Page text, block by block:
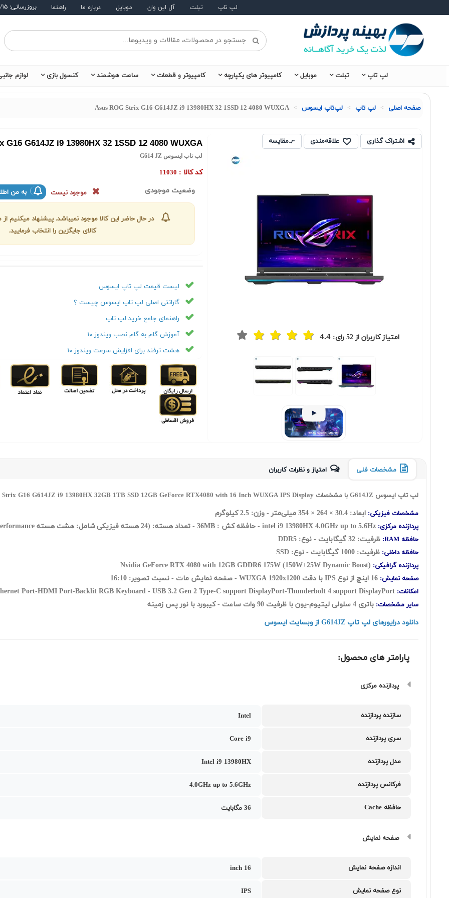
لپ تاپ تبلت آل این وان موبایل درباره ما راهنما بروزرسانی: ۱۴۰۵/۵/۱۵
لپ تاپ تبلت موبایل کامپیوتر های یکپارچه کامپیوتر و قطعات ساعت هوشمند کنسول بازی لوازم
صفحه اصلی لپ تاپ لپ‌تاپ ایسوس Asus ROG Strix G16 G614JZ i9 13980HX 32 1SSD 12 4080 WUXGA
اشتراک گذاری علاقه‌مندی مقایسه
امتیاز کاربران از52رای: 4.4
G16 G614JZ i9 13980HX 32 1SSD 12 4080 WUXGA
لپ تاپ ایسوس G614 JZ
کد کالا : 11030
وضعیت موجودی موجود نیست به من
در حال حاضر این کالا موجود نمیباشد. پیشنهاد میکنیم
کالای جایگزین را انتخاب فرمایید.
لیست قیمت لپ تاپ ایسوس
گارانتی اصلی لپ تاپ ایسوس چیست ؟
راهنمای جامع خرید لپ تاپ
آموزش گام به گام نصب ویندوز ۱۰
هشت ترفند برای افزایش سرعت ویندوز ۱۰
مشخصات فنی امتیاز و نظرات کاربران
لپ تاپ ایسوس G614JZ با مشخصات Asus ROG Strix G16 G614JZ i9 13980HX 32GB 1TB SSD 12GB GeForce RTX4080 with 16 Inch WUXGA IPS Display
مشخصات فیزیکی: ابعاد: 30.4
×
264
×
354 میلی‌متر - وزن: 2.5 کیلوگرم
پردازنده مرکزی: intel i9 13980HX 4.0GHz up to 5.6Hz - حافظه کش : 36MB - تعداد هسته: (24 هسته فیزیکی شامل: هشت هسته Performance + شانزده هسته Efficient) به اضافه سی و دو رشته
حافظه RAM: ظرفیت: 32 گيگابايت - نوع: DDR5
حافظه داخلی: ظرفیت: 1000 گیگابایت - نوع: SSD
پردازنده گرافیکی: 175W (150W+25W Dynamic Boost)
صفحه نمایش:
امکانات: Port-HDMI Port-Backlit RGB Keyboard -USB 3.2 Gen 2 Type-C support DisplayPort-Thunderbolt 4 support DisplayPort
سایر مشخصات: باتری 4 سلولی لیتیوم-یون با ظرفیت 90 وات ساعت - کیبورد با نور پس زمینه
دانلود درایورهای لپ تاپ G614JZ از وبسایت ایسوس
پارامتر های محصول:
پردازنده مرکزی
سازنده پردازنده Intel
سری پردازنده Core i9
مدل پردازنده Intel i9 13980HX
فرکانس پردازنده 4.0GHz up to 5.6GHz
حافظه Cache 36 مگابایت
صفحه نمایش
اندازه صفحه نمایش 16 inch
نوع صفحه نمایش IPS